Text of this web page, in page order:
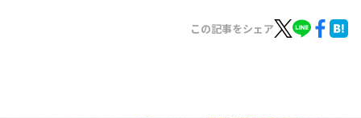
この記事をシェア